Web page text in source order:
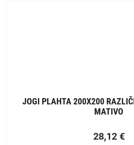
JOGI PLAHTA 200X200
MATIVO
28,12 €